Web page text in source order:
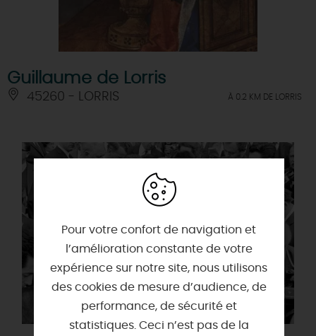
Guillaume de Lorris
45260 - LORRIS À 0.2 KM DE LORRIS
Pour votre confort de navigation et
l’amélioration constante de votre
expérience sur notre site, nous utilisons
des cookies de mesure d’audience, de
performance, de sécurité et
statistiques. Ceci n’est pas de la